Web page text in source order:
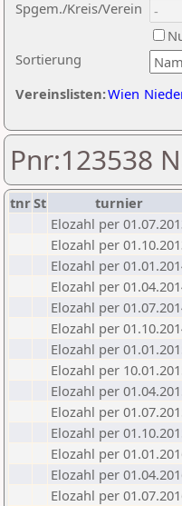
Sortierung
Spgem./Kreis/Verein
Vereinslisten:Wien
Pnr:123538
tnrSt turnier
Elozahl per
Elozahl per
Elozahl per
Elozahl per
Elozahl per
Elozahl per
Elozahl per
Elozahl per
Elozahl per
Elozahl per
Elozahl per
Elozahl per
Elozahl per
Elozahl per